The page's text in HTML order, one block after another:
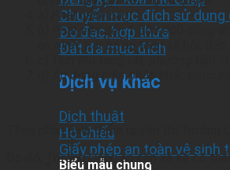
Chuyển mục đích sử dụng
Đo đạc, hợp thửa
Đất đa mục đích
Dịch vụ khác
Dịch thuật
Hộ chiếu
Giấy phép an toàn vệ sinh
Biểu mẫu chung
a) Phạt cảnh cáo;
b) Phạt tiền đến 1.500.000 đồng
an ninh, trật tự, an toàn xã hội;
c) Tịch thu tang vật, phương tiện
d) Áp dụng biện pháp khắc phục
Theo phân định thẩm quyền thì
Do đó, Trưởng Công an cấp xã sẽ có